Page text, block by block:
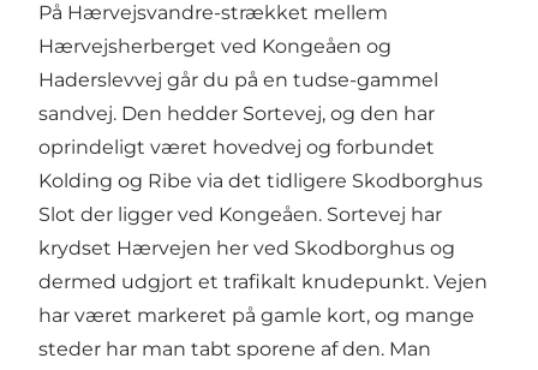
På Hærvejsvandre-strækket mellem
Hærvejsherberget ved Kongeåen og
Haderslevvej går du på en tudse-gammel
sandvej. Den hedder Sortevej, og den har
oprindeligt været hovedvej og forbundet
Kolding og Ribe via det tidligere Skodborghus
Slot der ligger ved Kongeåen. Sortevej har
krydset Hærvejen her ved Skodborghus og
dermed udgjort et trafikalt knudepunkt. Vejen
har været markeret på gamle kort, og mange
steder har man tabt sporene af den. Man